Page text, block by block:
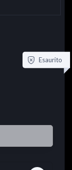
Esaurito